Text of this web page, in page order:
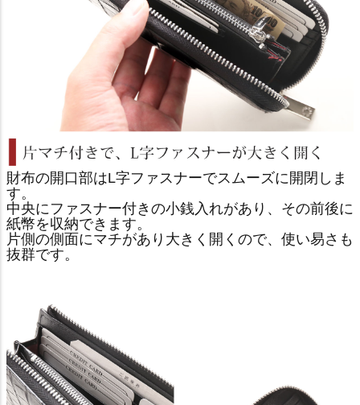
財布の開口部はL字ファスナーでスムーズに開閉しま
す。
中央にファスナー付きの小銭入れがあり、その前後に
紙幣を収納できます。
片側の側面にマチがあり大きく開くので、使い易さも
抜群です。